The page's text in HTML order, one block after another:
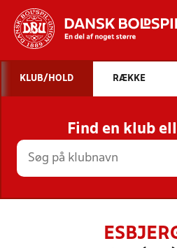
STILLINGER,
HOLD
KLUB/HOLD RÆKKE
Find en klub